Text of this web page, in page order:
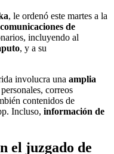
, le ordenó este martes a la
de
incluyendo al
, y a su
involucra una amplia
correos
contenidos de
Incluso, información de
el juzgado de